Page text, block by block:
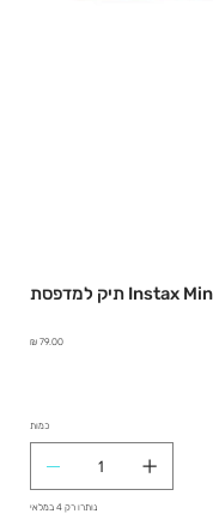
מחיר ‏79.00 ‏₪
כמות
נותרו רק 4 במלאי